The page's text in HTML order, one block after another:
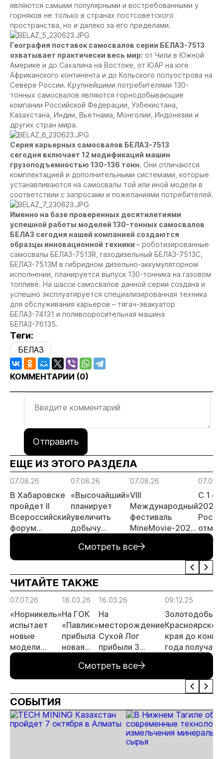
являются самыми популярными и востребованными у
горняков не только в странах постсоветского
пространства, но и далеко за его пределами.
География поставок самосвалов серии БЕЛАЗ-7513
охватывает практически весь мир: от Чили в Южной
Америке и до Сахалина на Востоке, от ЮАР на юге
Африканского континента и до Кольского полуострова на
Севере России. Крупнейшими потребителями 130-
тонных самосвалов являются горнодобывающие
компании Российской Федерации, Узбекистана,
Казахстана, Индии, Вьетнама, Монголии, Индонезии и
других стран мира.
Серия карьерных самосвалов БЕЛАЗ-7513
сегодня включает 12 модификаций машин
грузоподъемностью 130-136 тонн. Они отличаются
комплектацией и дополнительными системами, которые
устанавливаются на самосвалы той или иной модели в
соответствии с запросами и пожеланиями потребителей.
Именно на базе проверенных десятилетиями
успешной работы моделей 130-тонных самосвалов
БЕЛАЗ сегодня нашей компанией создаются
образцы инновационной техники – роботизированные
самосвалы БЕЛАЗ-7513R, газодизельный БЕЛАЗ-7513С,
БЕЛАЗ-7513М в гибридном дизельно-аккумуляторном
исполнении, планируется выпуск 130-тонника на газовом
топливе. На шасси самосвалов данной серии создана и
успешно эксплуатируется специализированная техника
для обслуживания карьеров – тягач-эвакуатор
БЕЛАЗ-74131 и поливооросительная машина
БЕЛАЗ-76135.
Теги:
БЕЛАЗ
КОММЕНТАРИИ (0)
Отправить
ЕЩЕ ИЗ ЭТОГО РАЗДЕЛА
07.08.26
В Хабаровске
пройдет II
Всероссийский
форум
«Россыпное
России»
07.08.26
«Высочайший»
планирует
увеличить
добычу
тонн в 2026
году
07.08.26
VIII
Международный
фестиваль
MineMovie-2026
заявок
С 1
2026
Смотреть все
ЧИТАЙТЕ ТАКЖЕ
07.07.26
«Норникель»
испытает
новые
модели
подземной
БЕЛАЗ
18.03.26
На ГОК
«Павлик»
прибыла
новая
16.03.26
На
месторождение
Сухой Лог
прибыли 3
БЕЛАЗ
09.12.25
края до конца
года получат
самосвалов
Смотреть все
СОБЫТИЯ